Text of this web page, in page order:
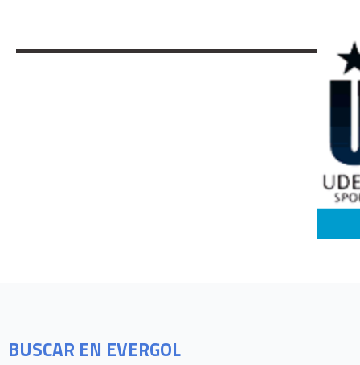
BUSCAR EN EVERGOL